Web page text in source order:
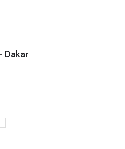
Dakar